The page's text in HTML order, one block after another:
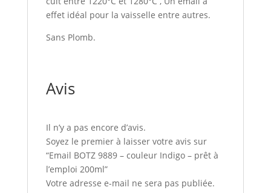
effet idéal pour la vaisselle entre autres.
Sans Plomb.
Avis
Il n’y a pas encore d’avis.
Soyez le premier à laisser votre avis sur
“Email BOTZ 9889 – couleur Indigo – prêt à
l’emploi 200ml”
Votre adresse e-mail ne sera pas publiée.